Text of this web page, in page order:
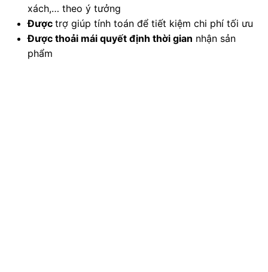
xách,… theo ý tưởng
Được trợ giúp tính toán để tiết kiệm chi phí tối ưu
Được thoải mái quyết định thời gian nhận sản
phẩm